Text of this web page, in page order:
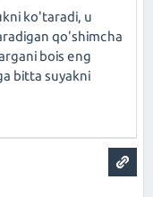
ko'taradi, u
qo'shimcha
bois eng
bitta suyakni